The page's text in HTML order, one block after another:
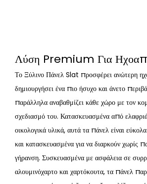
Λύση Premium Για
Το Ξύλινο Πάνελ Slat προσφέρει ανώτερη
δημιουργήσει ένα πιο ήσυχο και άνετο
παράλληλα αναβαθμίζει κάθε χώρο με τον
σχεδιασμό του. Κατασκευασμένα από
οικολογικά υλικά, αυτά τα πάνελ είναι
και κατασκευασμένα για να διαρκούν χωρίς
γήρανση. Συσκευασμένα με ασφάλεια σε
αλουμινόχαρτο και χαρτόκουτα, τα πάνελ